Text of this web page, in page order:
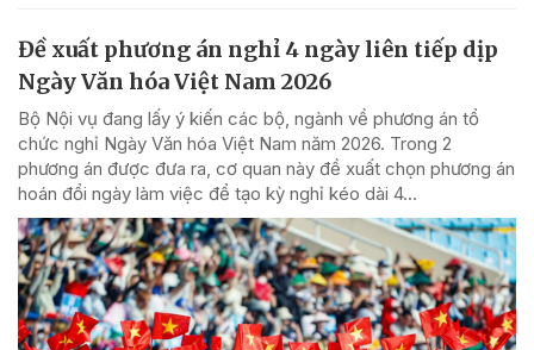
Đề xuất phương án nghỉ 4 ngày liên tiếp dịp
Ngày Văn hóa Việt Nam 2026
Bộ Nội vụ đang lấy ý kiến các bộ, ngành về phương án tổ
chức nghỉ Ngày Văn hóa Việt Nam năm 2026. Trong 2
phương án được đưa ra, cơ quan này đề xuất chọn phương án
hoán đổi ngày làm việc để tạo kỳ nghỉ kéo dài 4...